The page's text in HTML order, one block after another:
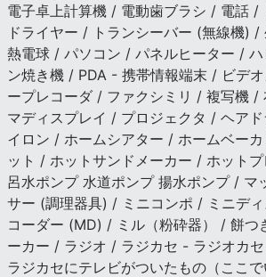
電子卓上計算機 / 電動歯ブラシ / 電話 /
ドライヤー / トランシーバー (無線機) /
熱電球 / パソコン / パネルヒーター /
ン焼き機 / PDA - 携帯情報端末 / ビデ
ープレコーダ / ファクシミリ / 複写機 /
マディスプレイ / プロジェクタ / ヘア
イロン / ホームシアター / ホームベー
ット / ホットサンドメーカー / ホット
呂水ポンプ 水道ポンプ 揚水ポンプ / マ
サー (調理器具) / ミニコンポ / ミニデ
コーダー (MD) / ミル（粉砕器） / 餅つ
ーカー / ラジオ / ラジカセ - ラジオカ
ラジカセにテレビがついたもの（ここ